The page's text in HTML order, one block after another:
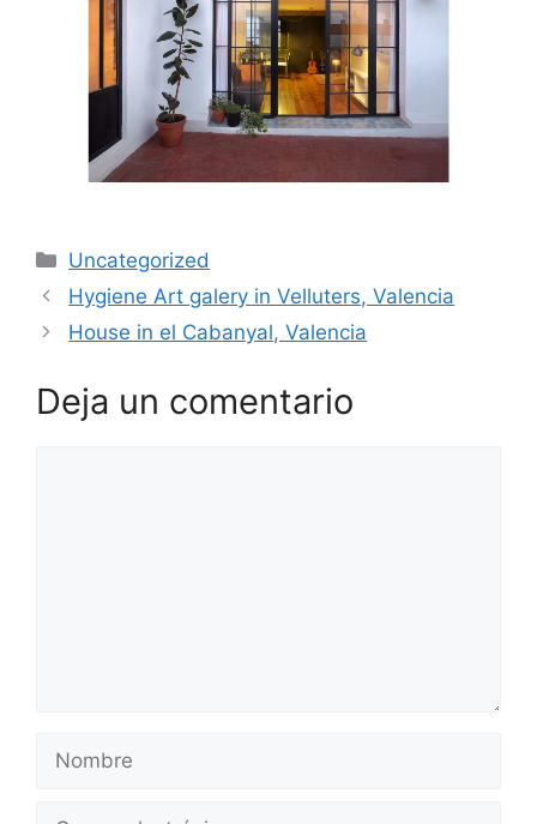
Uncategorized
Hygiene Art galery in Velluters, Valencia
House in el Cabanyal, Valencia
Deja un comentario